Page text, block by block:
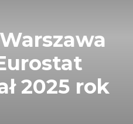
2025 rok